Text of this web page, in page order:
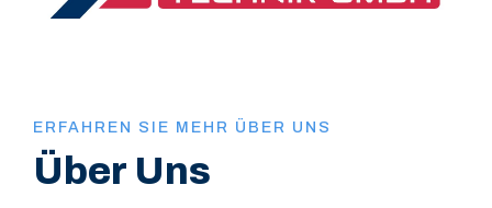
ERFAHREN SIE MEHR ÜBER UNS
Über Uns